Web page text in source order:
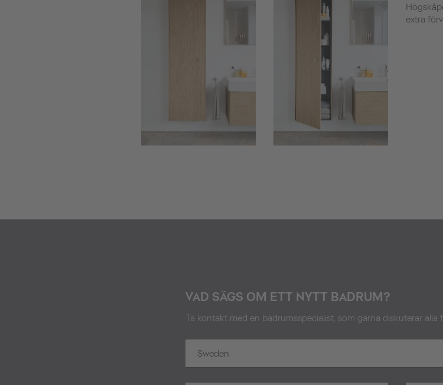
extra
VAD SÄGS OM ETT NYTT BADRUM?
Ta kontakt med en badrumsspecialist, som gärna diskuterar alla
Sweden